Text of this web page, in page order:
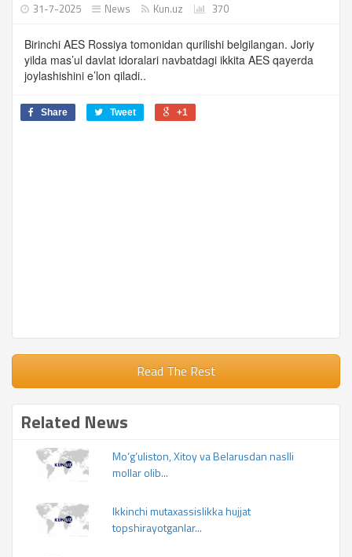
31-7-2025 News Kun.uz 370
Birinchi AES Rossiya tomonidan qurilishi belgilangan. Joriy
yilda mas’ul davlat idoralari navbatdagi ikkita AES qayerda
joylashishini e’lon qiladi..
Share Tweet +1
Read The Rest
Related News
Mo‘g‘uliston, Xitoy va Belarusdan naslli
mollar olib...
Ikkinchi mutaxassislikka hujjat
topshirayotganlar...